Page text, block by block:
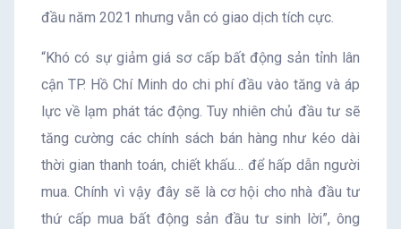
đầu năm 2021 nhưng vẫn có giao dịch tích cực.
“Khó có sự giảm giá sơ cấp bất động sản tỉnh lân
cận TP. Hồ Chí Minh do chi phí đầu vào tăng và áp
lực về lạm phát tác động. Tuy nhiên chủ đầu tư sẽ
tăng cường các chính sách bán hàng như kéo dài
thời gian thanh toán, chiết khấu… để hấp dẫn người
mua. Chính vì vậy đây sẽ là cơ hội cho nhà đầu tư
thứ cấp mua bất động sản đầu tư sinh lời”, ông